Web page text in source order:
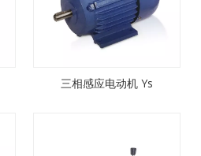
三相感应电动机 Ys